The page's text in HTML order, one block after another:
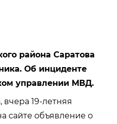
района Саратова
Об инциденте
управлении МВД.
19-летняя
сайте объявление о